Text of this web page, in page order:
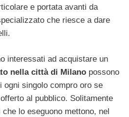
e portata avanti da
che riesce a dare
interessati ad acquistare un
nella città di Milano possono
singolo compro oro se
al pubblico. Solitamente
lo eseguono mettono, nel